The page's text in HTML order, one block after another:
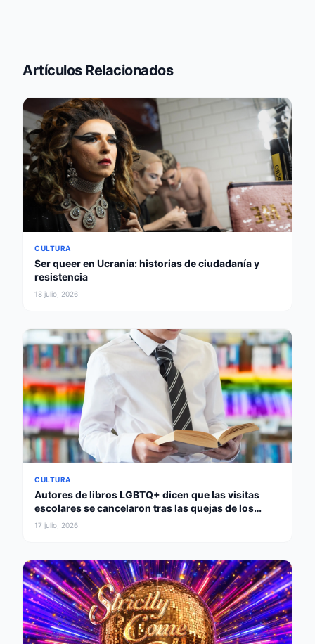
Artículos Relacionados
CULTURA
Ser queer en Ucrania: historias de ciudadanía y
resistencia
18 julio, 2026
CULTURA
Autores de libros LGBTQ+ dicen que las visitas
escolares se cancelaron tras las quejas de los
padres
17 julio, 2026